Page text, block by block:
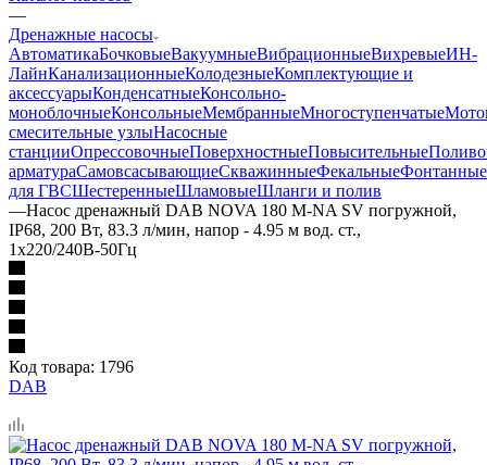
—
Дренажные насосы
АвтоматикаБочковыеВакуумныеВибрационныеВихревыеИН-
ЛайнКанализационныеКолодезныеКомплектующие и
аксессуарыКонденсатныеКонсольно-
моноблочныеКонсольныеМембранныеМногоступенчатые
смесительные узлыНасосные
станцииОпрессовочныеПоверхностныеПовысительные
арматураСамовсасывающиеСкважинныеФекальныеФонтанные
для ГВСШестеренныеШламовыеШланги и полив
—Насос дренажный DAB NOVA 180 M-NA SV погружной,
IP68, 200 Вт, 83.3 л/мин, напор - 4.95 м вод. ст.,
1x220/240В-50Гц
Код товара: 1796
DAB